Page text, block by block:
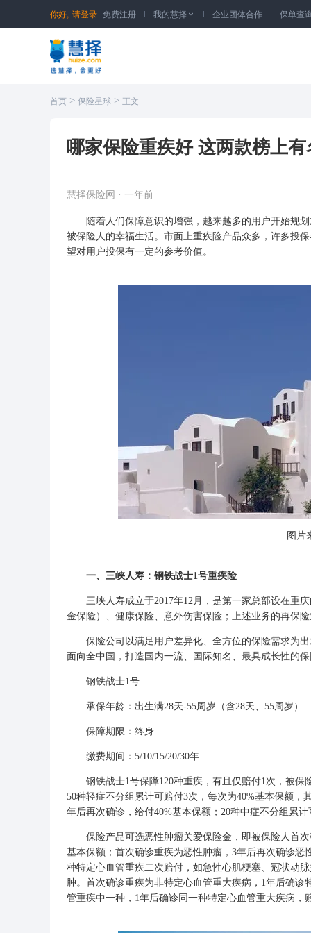
你好, 请登录 免费注册 我的慧择  企业团体合作 保单查
首页 > 保险星球 > 正文
哪家保险重疾好 这两款榜上有
慧择保险网 · 一年前
随着人们保障意识的增强，越来越多的用户开始规划
被保险人 的幸福生活。市面上重疾险产品众多，许多投
望对用户投保有一定的参考价值。
图片
一、三峡人寿：钢铁战士1号重疾险
三峡人寿成立于2017年12月，是第一家总部设在重庆
金保险）、健康保险、意外伤害保险；上述业务的再保
保险公司以满足用户差异化、全方位的保险需求为出
面向全中国，打造国内一流、国际知名、最具成长性的
钢铁战士1号
承保年龄：出生满28天-55周岁（含28天、55周岁）
保障期限：终身
缴费期间：5/10/15/20/30年
钢铁战士1号保障120种重疾，有且仅赔付1次，被保
50种轻症不分组累计可赔付3次，每次为40%基本保额
年后再次确诊，给付40%基本保额；20种中症不分组累
保险产品可选恶性肿瘤关爱保险金，即被保险人首次
基本保额；首次确诊重疾为恶性肿瘤，3年后再次确诊
种特定心血管重疾二次赔付，如急性心肌梗塞、冠状动
肿。首次确诊重疾为非特定心血管重大疾病，1年后确
管重疾中一种，1年后确诊同一种特定心血管重大疾病，